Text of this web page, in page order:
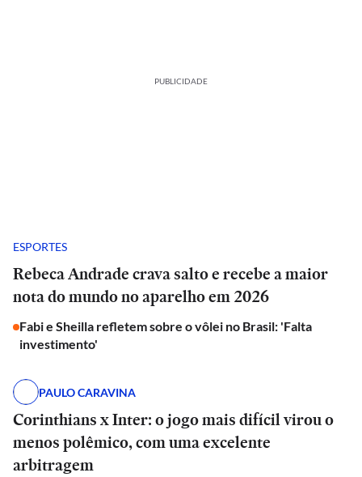
PUBLICIDADE
ESPORTES
Rebeca Andrade crava salto e recebe a maior
nota do mundo no aparelho em 2026
Fabi e Sheilla refletem sobre o vôlei no Brasil: 'Falta
investimento'
PAULO CARAVINA
Corinthians x Inter: o jogo mais difícil virou o
menos polêmico, com uma excelente
arbitragem